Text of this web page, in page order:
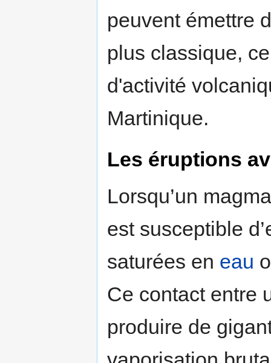
peuvent émettre
plus classique,
d'activité
Martinique.
Les éruptions
Lorsqu’un
est susceptible
saturées en eau
Ce contact entre
produire de